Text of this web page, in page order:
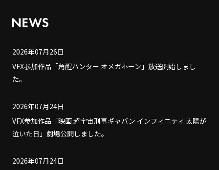
2026年07月26日
VFX参加作品「角醒ハンター オメガホーン」放送開始しまし
た。
2026年07月24日
VFX参加作品「映画 超宇宙刑事ギャバン インフィニティ 太陽が
泣いた日」劇場公開しました。
2026年07月24日